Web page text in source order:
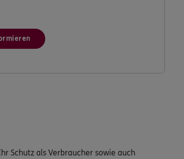
Schutz als Verbraucher sowie auch